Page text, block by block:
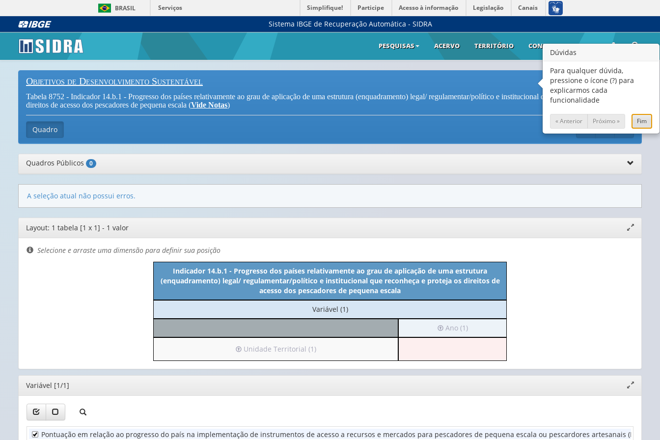
BRASIL Serviços Simplifique! Participe Acesso à informação Legislação Canais
Sistema IBGE de Recuperação Automática - SIDRA
PESQUISAS ACERVO TERRITÓRIO CONTATO AJUDA
Objetivos de Desenvolvimento Sustentável
Tabela 8752 - Indicador 14.b.1 - Progresso dos países relativamente ao grau de aplicação de uma estrutura (enquadramento) legal/ regulamentar/político e institucional que reconheça e proteja os
direitos de acesso dos pescadores de pequena escala (Vide Notas)
Quadro
Quadros Públicos 0
A seleção atual não possui erros.
Editor
de
layout
janela
Layout: 1 tabela [1 x 1] - 1 valor
Selecione e arraste uma dimensão para definir sua posição
Indicador 14.b.1 - Progresso dos países relativamente ao grau de aplicação de uma estrutura
(enquadramento) legal/ regulamentar/político e institucional que reconheça e proteja os direitos de
acesso dos pescadores de pequena escala
No
cabeçalho:
(1)
Variável (1)
Irá
para
(possui
apenas
valor):
(1)
Ano (1)
Irá
para
o
cabeçalho
apenas
Unidade
Unidade Territorial (1)
Editor
janela
Variável [1/1]
Pontuação em relação ao progresso do país na implementação de instrumentos de acesso a recursos e mercados para pescadores de pequena escala ou pescardores artesanais (Pontos)
Dúvidas
Para qualquer dúvida,
pressione o ícone (?) para
explicarmos cada
funcionalidade
« Anterior Próximo » Fim